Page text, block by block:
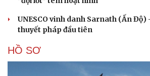
UNESCO vinh danh Sarnath (Ấn Độ)
thuyết pháp đầu tiên
HỒ SƠ